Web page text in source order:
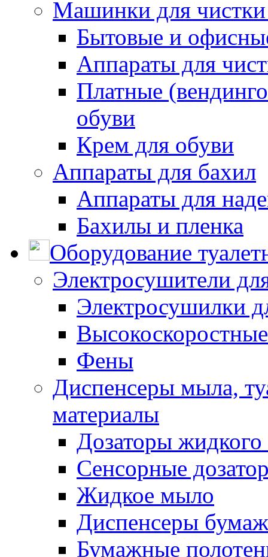
Машинки для
Бытовые и
Аппараты для
Платные
обуви
Крем для обуви
Аппараты для бахил
Аппараты для
Бахилы и пленка
Оборудование
Электросушители
Электросушилки
Фены
Диспенсеры мыла,
материалы
Дозаторы
Сенсорные
Жидкое мыло
Диспенсеры
Бумажные